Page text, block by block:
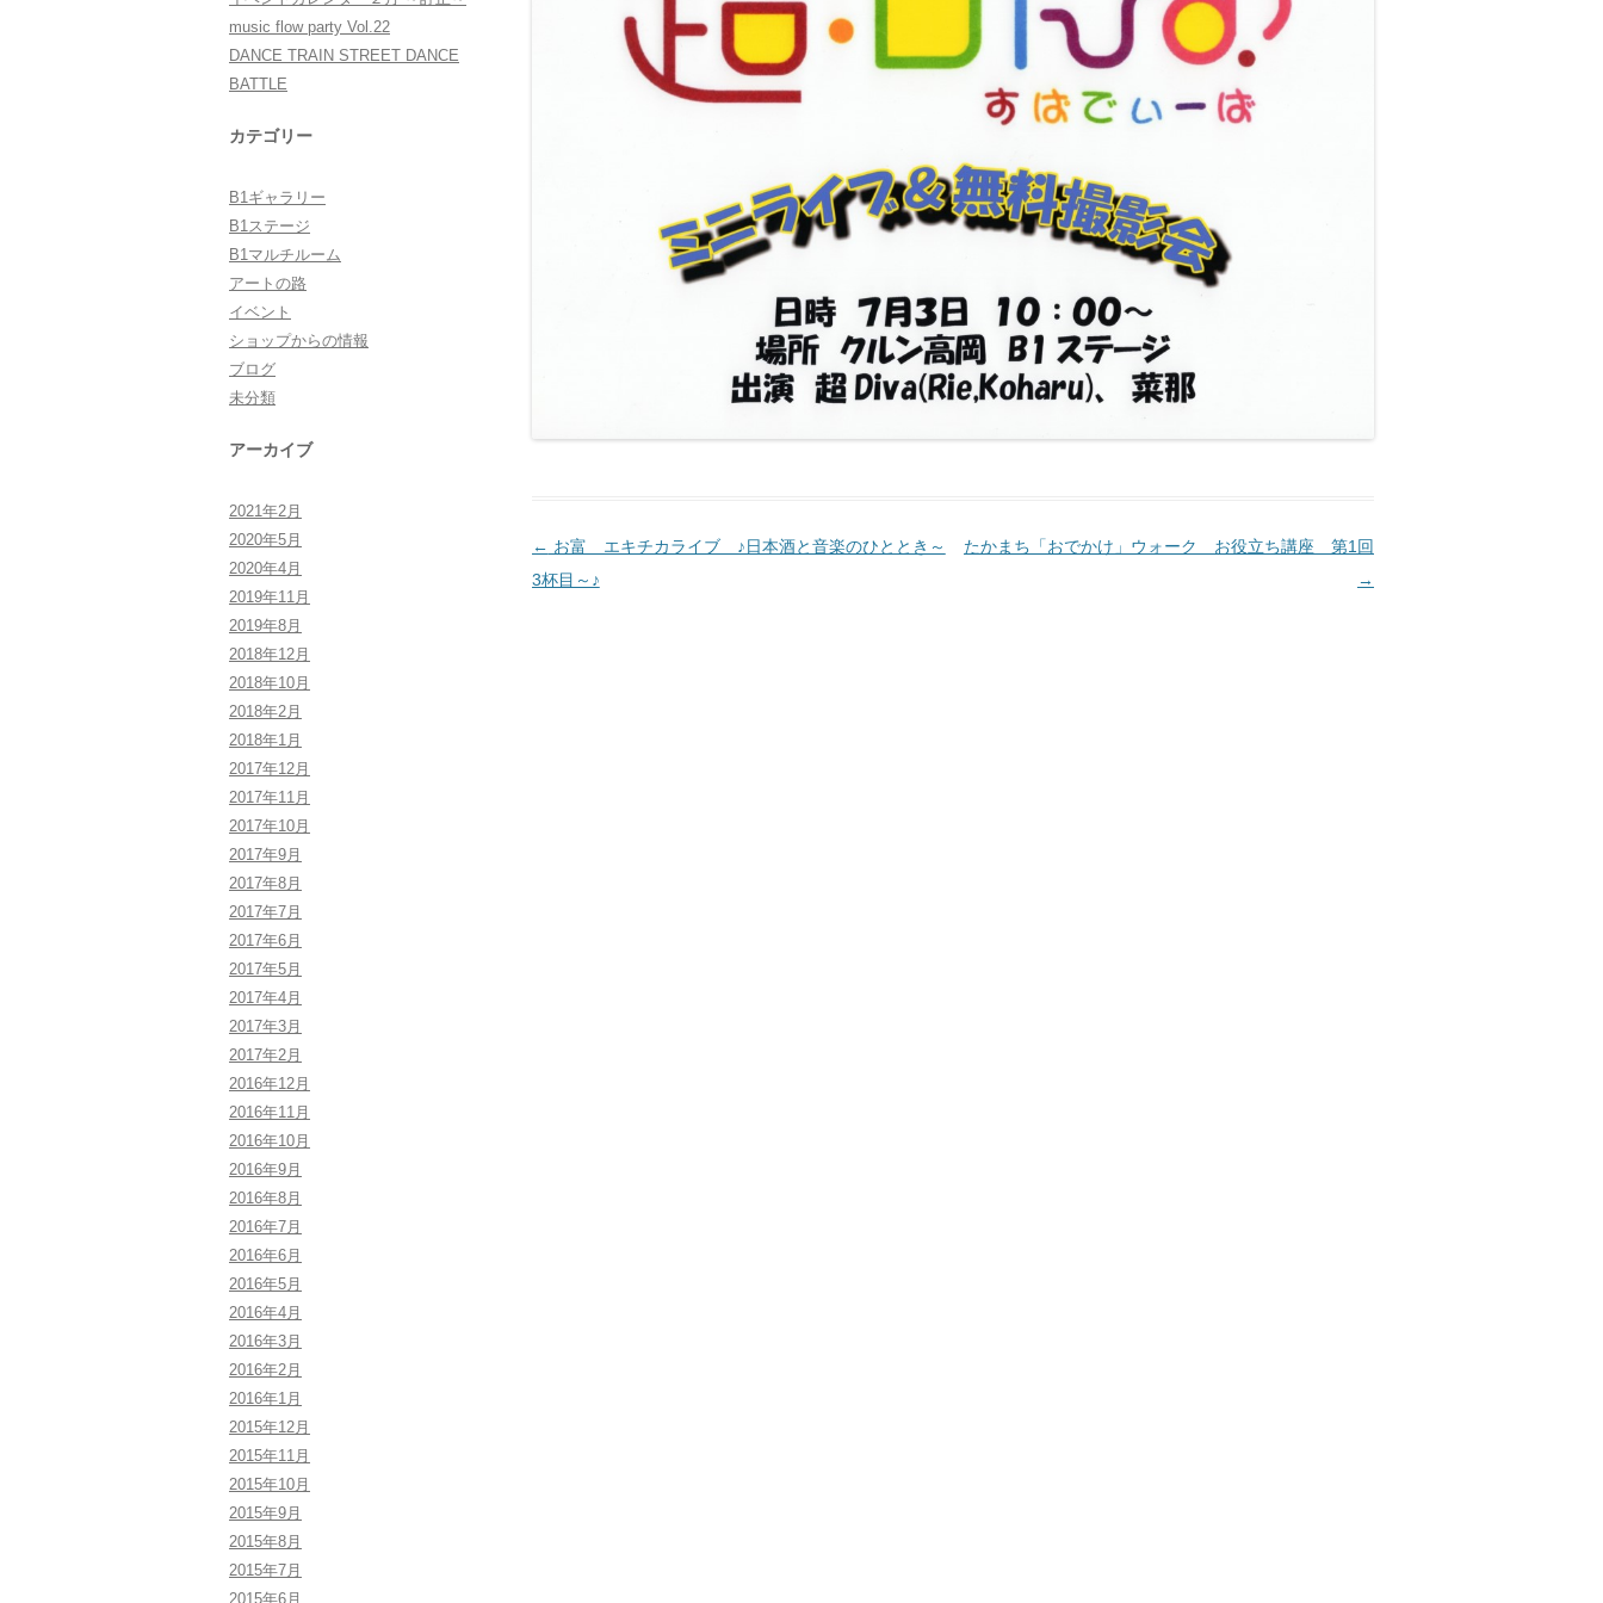
投
稿
← お富 エキチカライブ ♪日本酒と音楽のひととき～
3杯目～♪
たかまち「おでかけ」ウォーク お役立ち講座 第1回
→
music flow party Vol.22
DANCE TRAIN STREET DANCE
BATTLE
カテゴリー
B1ギャラリー
B1ステージ
B1マルチルーム
アートの路
イベント
ショップからの情報
ブログ
未分類
アーカイブ
2021年2月
2020年5月
2020年4月
2019年11月
2019年8月
2018年12月
2018年10月
2018年2月
2018年1月
2017年12月
2017年11月
2017年10月
2017年9月
2017年8月
2017年7月
2017年6月
2017年5月
2017年4月
2017年3月
2017年2月
2016年12月
2016年11月
2016年10月
2016年9月
2016年8月
2016年7月
2016年6月
2016年5月
2016年4月
2016年3月
2016年2月
2016年1月
2015年12月
2015年11月
2015年10月
2015年9月
2015年8月
2015年7月
2015年6月